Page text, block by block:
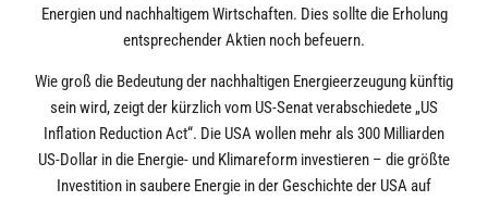
Energien und nachhaltigem Wirtschaften. Dies sollte die Erholung
entsprechender Aktien noch befeuern.
Wie groß die Bedeutung der nachhaltigen Energieerzeugung künftig
sein wird, zeigt der kürzlich vom US-Senat verabschiedete „US
Inflation Reduction Act“. Die USA wollen mehr als 300 Milliarden
US-Dollar in die Energie- und Klimareform investieren – die größte
Investition in saubere Energie in der Geschichte der USA auf